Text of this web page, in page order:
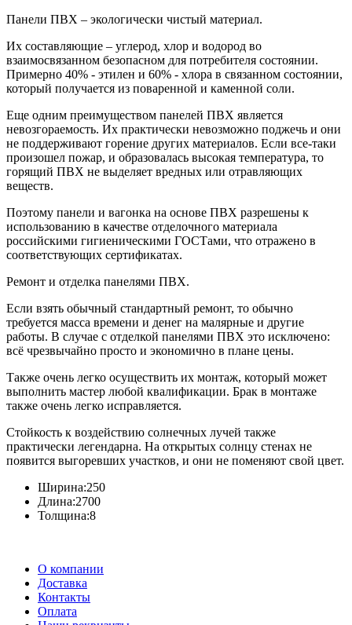
Панели ПВХ – экологически чистый материал.
Их составляющие – углерод, хлор и водород во
взаимосвязанном безопасном для потребителя состоянии.
Примерно 40% - этилен и 60% - хлора в связанном состоянии,
который получается из поваренной и каменной соли.
Еще одним преимуществом панелей ПВХ является
невозгораемость. Их практически невозможно поджечь и они
не поддерживают горение других материалов. Если все-таки
произошел пожар, и образовалась высокая температура, то
горящий ПВХ не выделяет вредных или отравляющих
веществ.
Поэтому панели и вагонка на основе ПВХ разрешены к
использованию в качестве отделочного материала
российскими гигиеническими ГОСТами, что отражено в
соответствующих сертификатах.
Ремонт и отделка панелями ПВХ.
Если взять обычный стандартный ремонт, то обычно
требуется масса времени и денег на малярные и другие
работы. В случае с отделкой панелями ПВХ это исключено:
всё чрезвычайно просто и экономично в плане цены.
Также очень легко осуществить их монтаж, который может
выполнить мастер любой квалификации. Брак в монтаже
также очень легко исправляется.
Стойкость к воздействию солнечных лучей также
практически легендарна. На открытых солнцу стенах не
появится выгоревших участков, и они не поменяют свой цвет.
Ширина:250
Длина:2700
Толщина:8
О компании
Доставка
Контакты
Оплата